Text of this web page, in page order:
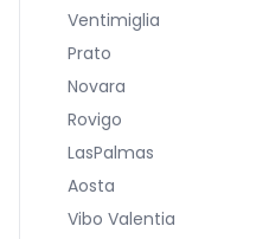
Ventimiglia
Prato
Novara
Rovigo
LasPalmas
Aosta
Vibo Valentia